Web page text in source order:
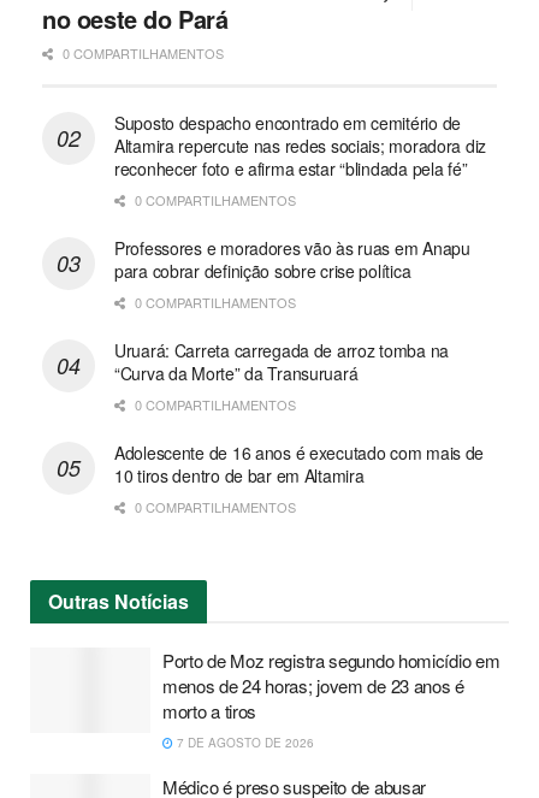
no oeste do Pará
0 COMPARTILHAMENTOS
Suposto despacho encontrado em cemitério de
Altamira repercute nas redes sociais; moradora diz
reconhecer foto e afirma estar “blindada pela fé”
0 COMPARTILHAMENTOS
Professores e moradores vão às ruas em Anapu
para cobrar definição sobre crise política
0 COMPARTILHAMENTOS
Uruará: Carreta carregada de arroz tomba na
“Curva da Morte” da Transuruará
0 COMPARTILHAMENTOS
Adolescente de 16 anos é executado com mais de
10 tiros dentro de bar em Altamira
0 COMPARTILHAMENTOS
Outras Notícias
Porto de Moz registra segundo homicídio em
menos de 24 horas; jovem de 23 anos é
morto a tiros
7 DE AGOSTO DE 2026
Médico é preso suspeito de abusar